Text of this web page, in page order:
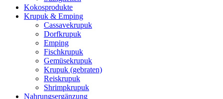
Kokosprodukte
Krupuk & Emping
Cassavekrupuk
Dorfkrupuk
Emping
Fischkrupuk
Gemüsekrupuk
Krupuk (gebraten)
Reiskrupuk
Shrimpkrupuk
Nahrungsergänzung